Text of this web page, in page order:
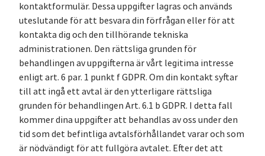
kontaktformulär. Dessa uppgifter lagras och används
uteslutande för att besvara din förfrågan eller för att
kontakta dig och den tillhörande tekniska
administrationen. Den rättsliga grunden för
behandlingen av uppgifterna är vårt legitima intresse
enligt art. 6 par. 1 punkt f GDPR. Om din kontakt syftar
till att ingå ett avtal är den ytterligare rättsliga
grunden för behandlingen Art. 6.1 b GDPR. I detta fall
kommer dina uppgifter att behandlas av oss under den
tid som det befintliga avtalsförhållandet varar och som
är nödvändigt för att fullgöra avtalet. Efter det att